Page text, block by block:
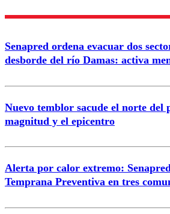
Correo
Senapred ordena evacuar dos
desborde del río Damas: activa
Nuevo temblor sacude el norte del
magnitud y el epicentro
Alerta por calor extremo:
Temprana Preventiva en tres